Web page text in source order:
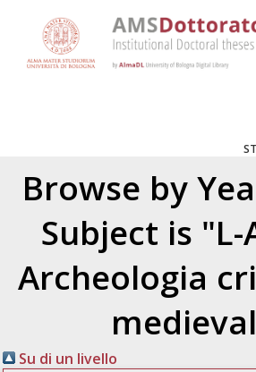
Browse by
Subject is "L-
Archeologia
Su di un livello